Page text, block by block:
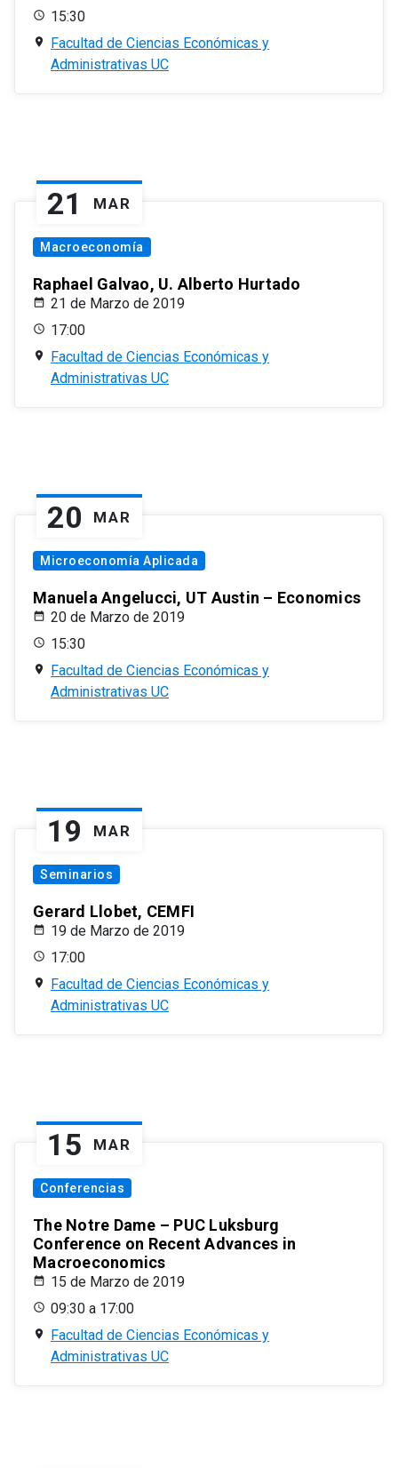
15:30
Facultad de Ciencias Económicas y
Administrativas UC
21 MAR
Macroeconomía
Raphael Galvao, U. Alberto Hurtado
21 de Marzo de 2019
17:00
Facultad de Ciencias Económicas y
Administrativas UC
20 MAR
Microeconomía Aplicada
Manuela Angelucci, UT Austin – Economics
20 de Marzo de 2019
15:30
Facultad de Ciencias Económicas y
Administrativas UC
19 MAR
Seminarios
Gerard Llobet, CEMFI
19 de Marzo de 2019
17:00
Facultad de Ciencias Económicas y
Administrativas UC
15 MAR
Conferencias
The Notre Dame – PUC Luksburg
Conference on Recent Advances in
Macroeconomics
15 de Marzo de 2019
09:30 a 17:00
Facultad de Ciencias Económicas y
Administrativas UC